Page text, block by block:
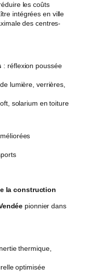
les coûts
intégrées en ville
des centres-
: réflexion poussée
lumière, verrières,
solarium en toiture
la construction
pionnier dans
thermique,
optimisée